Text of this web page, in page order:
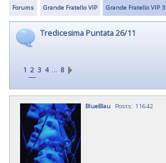
Forums Grande Fratello VIP Grande Fratello VIP 3
Tredicesima Puntata 26/11
1 2 3 4 … 8
BlueBlau Posts: 11642